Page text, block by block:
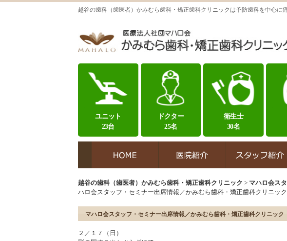
越谷の歯科（歯医者）かみむら歯科・矯正歯科クリニックは予防歯科を中心に
ユニット
23台
ドクター
25名
衛生士
30名
越谷の歯科（歯医者）かみむら歯科・矯正歯科クリニック > マハロ会ス
ハロ会スタッフ・セミナー出席情報／かみむら歯科・矯正歯科クリニック
マハロ会スタッフ・セミナー出席情報／かみむら歯科・矯正歯科クリニック
２／１７（日）